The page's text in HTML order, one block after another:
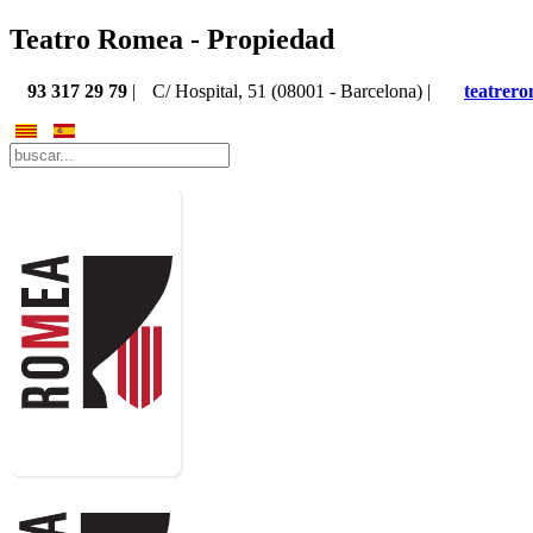
Teatro Romea - Propiedad
93 317 29 79 | C/ Hospital, 51 (08001 - Barcelona) |